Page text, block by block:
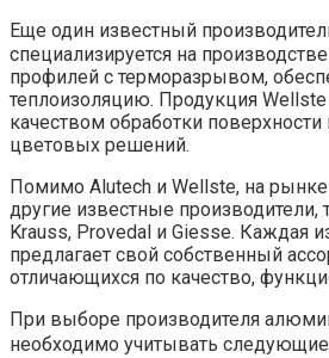
Еще один известный
специализируется на
профилей с терморазрывом,
теплоизоляцию. Продукция
качеством обработки
цветовых решений.
Помимо Alutech и Wellste, на
другие известные производители,
Krauss, Provedal и Giesse. Каждая
предлагает свой собственный
отличающихся по качество,
При выборе производителя
необходимо учитывать